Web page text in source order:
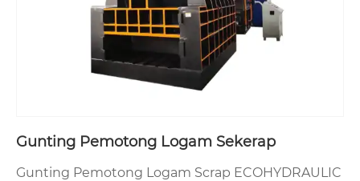
Gunting Pemotong Logam Sekerap
Gunting Pemotong Logam Scrap ECOHYDRAULIC